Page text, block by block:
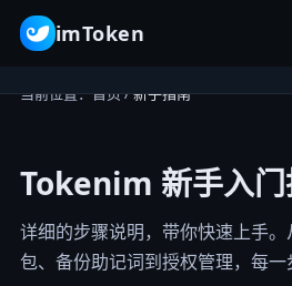
imToken
首页
当前位置：首页/新手指南
Tokenim 新手入门
详细的步骤说明，带你快速上手
包、备份助记词到授权管理，每一